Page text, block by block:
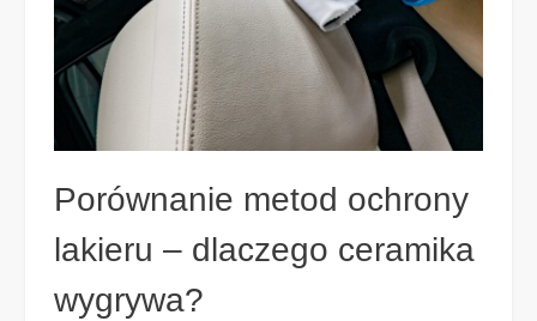
Porównanie metod ochrony
lakieru – dlaczego ceramika
wygrywa?